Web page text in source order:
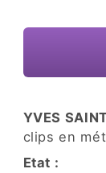
YVES
clips en
Etat :